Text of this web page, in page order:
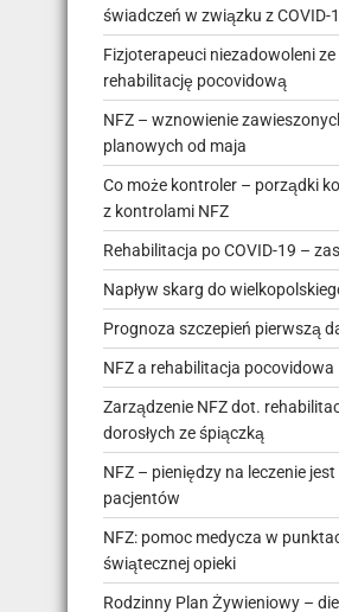
świadczeń w związku z COVID-
Fizjoterapeuci niezadowoleni
rehabilitację pocovidową
NFZ – wznowienie
planowych od maja
Co może kontroler – porządki
z kontrolami NFZ
Rehabilitacja po COVID-19 –
Napływ skarg do
Prognoza szczepień pierwszą
NFZ a rehabilitacja pocovidowa
Zarządzenie NFZ dot.
dorosłych ze śpiączką
NFZ – pieniędzy na leczenie
pacjentów
NFZ: pomoc medycza w
świątecznej opieki
Rodzinny Plan Żywieniowy –